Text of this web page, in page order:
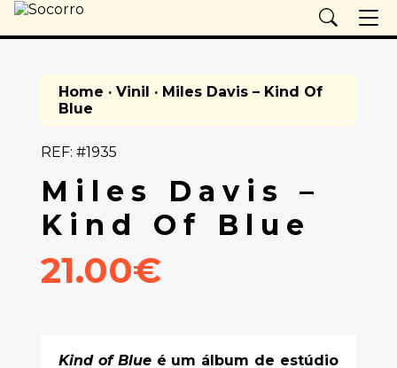
Home · Vinil · Miles Davis – Kind Of
Blue
REF: #1935
Miles Davis –
Kind Of Blue
21.00€
Kind of Blueé um álbum de estúdio